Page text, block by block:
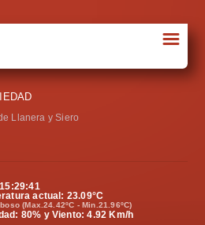
☰
Llanera y Siero
15:29:42
actual: 23.09°C
(Max.24.42ºC - Min.21.96ºC)
80% y Viento: 4.92 Km/h